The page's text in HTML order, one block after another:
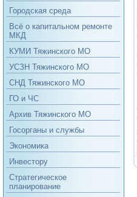
Городская среда
Всё о капитальном ремонте
МКД
КУМИ Тяжинского МО
УСЗН Тяжинского МО
СНД Тяжинского МО
ГО и ЧС
Архив Тяжинского МО
Госорганы и службы
Экономика
Инвестору
Стратегическое
планирование